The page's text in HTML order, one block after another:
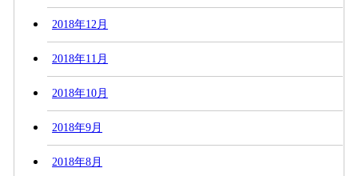
2018年12月
2018年11月
2018年10月
2018年9月
2018年8月